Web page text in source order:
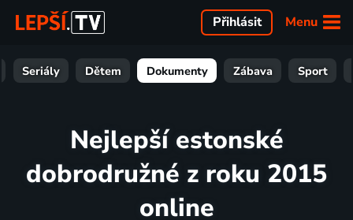
Menu
Přihlásit
Seriály Dětem Dokumenty Zábava Sport
Nejlepší estonské
dobrodružné z roku 2015
online